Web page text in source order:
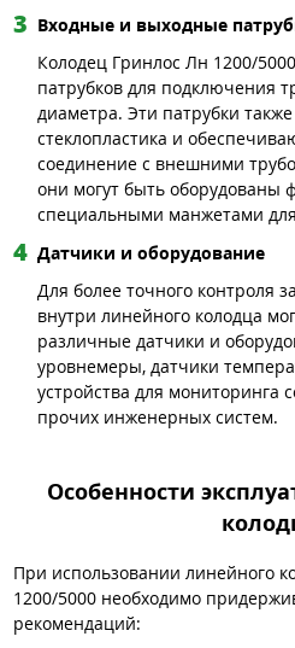
Входные и выходные
Колодец Гринлос Лн 1200/
патрубков для подключения
диаметра. Эти патрубки
стеклопластика и
соединение с внешними
они могут быть оборудованы
специальными манжетами
Датчики и оборудование
Для более точного контроля
внутри линейного колодца
различные датчики и
уровнемеры, датчики
устройства для мониторинга
прочих инженерных систем.
Особенности
При использовании линейного
1200/5000 необходимо
рекомендаций: